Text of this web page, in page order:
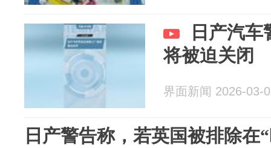
日产汽
将被迫关闭
界面新闻 2026-03-
日产警告称，若英国被排除在